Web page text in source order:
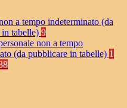
a tempo indeterminato (da
tabelle) 9
non a tempo
(da pubblicare in tabelle) 1